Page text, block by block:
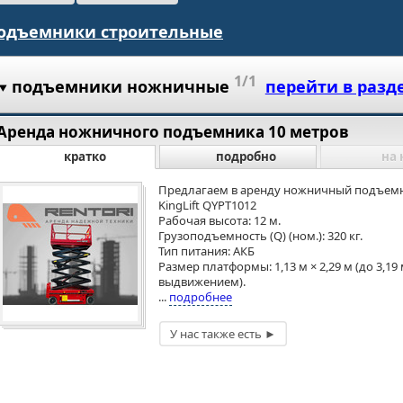
строительные
подъемники ножничные 1/1 перейти в
ножничного подъемника 10 метров
кратко подробно на
Предлагаем в аренду ножничный
KingLift QYPT1012
Рабочая высота: 12 м.
Грузоподъемность (Q) (ном.): 320 кг.
Тип питания: АКБ
Размер платформы: 1,13 м × 2,29 м (до 3,19
выдвижением).
... подробнее